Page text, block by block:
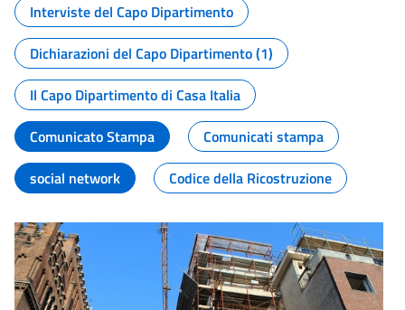
Interviste del Capo Dipartimento
Dichiarazioni del Capo Dipartimento (1)
Il Capo Dipartimento di Casa Italia
Comunicato Stampa
Comunicati stampa
social network
Codice della Ricostruzione